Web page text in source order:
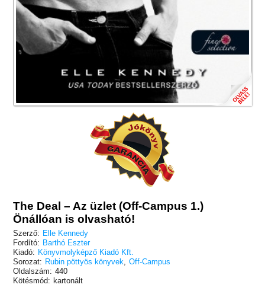
The Deal – Az üzlet (Off-Campus 1.)
Önállóan is olvasható!
Szerző: Elle Kennedy
Fordító: Barthó Eszter
Kiadó: Könyvmolyképző Kiadó Kft.
Sorozat: Rubin pöttyös könyvek, Off-Campus
Oldalszám: 440
Kötésmód: kartonált